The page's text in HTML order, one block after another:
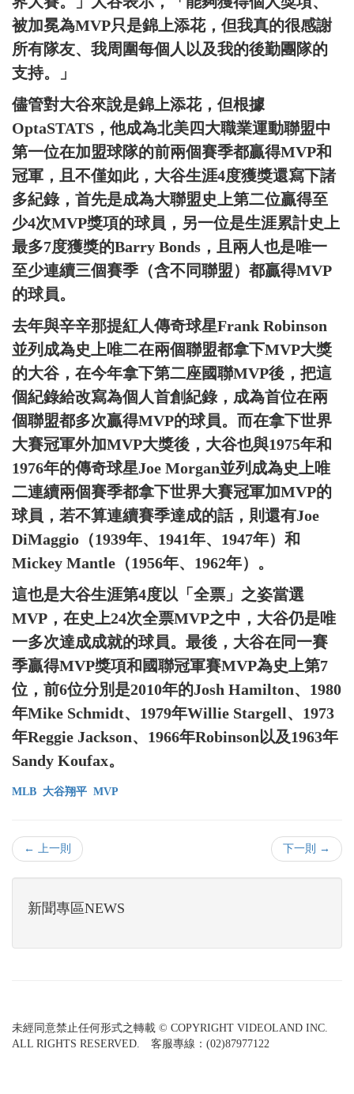
被加冕為MVP只是錦上添花，但我真的很感謝
所有隊友、我周圍每個人以及我的後勤團隊的
支持。」
儘管對大谷來說是錦上添花，但根據
OptaSTATS，他成為北美四大職業運動聯盟中
第一位在加盟球隊的前兩個賽季都贏得MVP和
冠軍，且不僅如此，大谷生涯4度獲獎還寫下諸
多紀錄，首先是成為大聯盟史上第二位贏得至
少4次MVP獎項的球員，另一位是生涯累計史上
最多7度獲獎的Barry Bonds，且兩人也是唯一
至少連續三個賽季（含不同聯盟）都贏得MVP
的球員。
去年與辛辛那提紅人傳奇球星Frank Robinson
並列成為史上唯二在兩個聯盟都拿下MVP大獎
的大谷，在今年拿下第二座國聯MVP後，把這
個紀錄給改寫為個人首創紀錄，成為首位在兩
個聯盟都多次贏得MVP的球員。而在拿下世界
大賽冠軍外加MVP大獎後，大谷也與1975年和
1976年的傳奇球星Joe Morgan並列成為史上唯
二連續兩個賽季都拿下世界大賽冠軍加MVP的
球員，若不算連續賽季達成的話，則還有Joe
DiMaggio（1939年、1941年、1947年）和
Mickey Mantle（1956年、1962年）。
這也是大谷生涯第4度以「全票」之姿當選
MVP，在史上24次全票MVP之中，大谷仍是唯
一多次達成成就的球員。最後，大谷在同一賽
季贏得MVP獎項和國聯冠軍賽MVP為史上第7
位，前6位分別是2010年的Josh Hamilton、1980
年Mike Schmidt、1979年Willie Stargell、1973
年Reggie Jackson、1966年Robinson以及1963年
Sandy Koufax。
MLB 大谷翔平 MVP
← 上一則 下一則 →
新聞專區NEWS
未經同意禁止任何形式之轉載 © COPYRIGHT VIDEOLAND INC.
ALL RIGHTS RESERVED. 客服專線：(02)87977122